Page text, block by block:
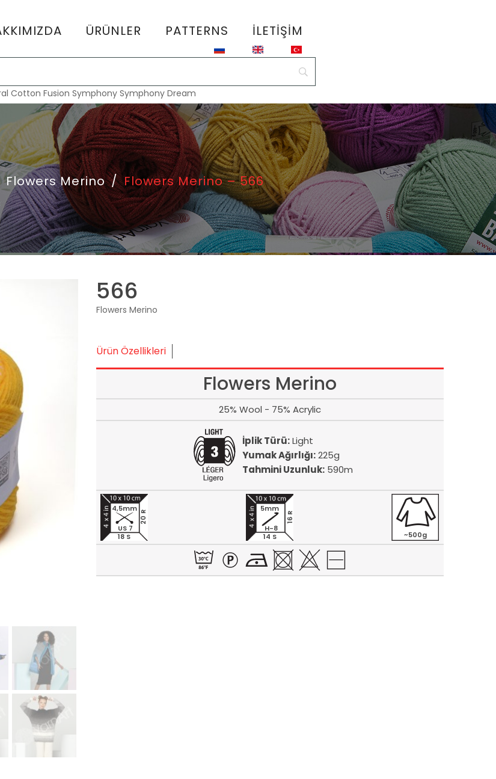
ÜRÜNLER PATTERNS İLETIŞIM
Cotton Fusion Symphony Symphony Dream
Flowers Merino / Flowers Merino – 566
566
Flowers Merino
Ürün Özellikleri
Flowers Merino
25% Wool - 75% Acrylic
İplik Türü:Light
Yumak Ağırlığı:225g
Tahmini Uzunluk:590m
18 S
20 R
4,5mm
US 7
14 S
16 R
5mm
H-8
~500g